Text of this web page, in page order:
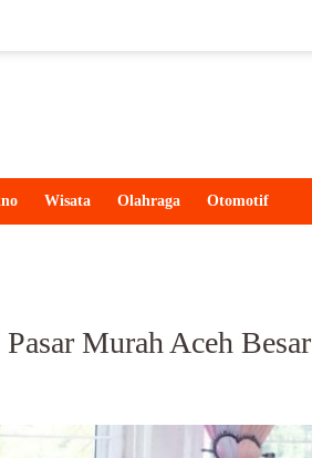
Wisata Olahraga Otomotif
Murah Aceh Besar